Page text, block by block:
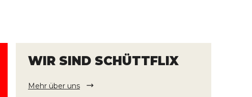
WIR SIND SCHÜTTFLIX
Mehr über uns